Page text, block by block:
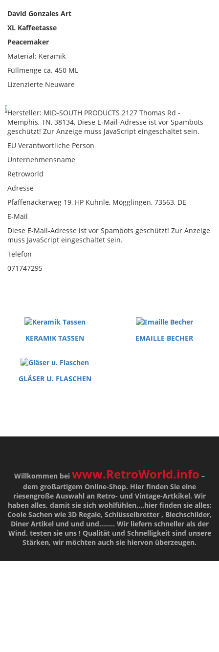
David Gonzales Art
XL Kaffeetasse
Peacemaker
Material: Keramik
Füllmenge ca. 450 ML
Lizenzierte Neuware
Hersteller: MID-SOUTH PRODUCTS 2127 Thomas Rd -
Memphis, TN, 38134, Diese E-Mail-Adresse ist vor Spambots
geschützt! Zur Anzeige muss JavaScript eingeschaltet sein.
EU Verantwortliche Person
Unternehmensname
Retroworld
Adresse
Pfaffenäckerweg 19, HP Kuhnle, Mögglingen, 73563, DE
E-Mail
Diese E-Mail-Adresse ist vor Spambots geschützt! Zur Anzeige
muss JavaScript eingeschaltet sein.
Telefon
071747295
KERAMIK TASSEN EMAILLE BECHER
GLÄSER U. FLASCHEN
Willkommen bei www.RetroWorld.info –
dem großartigem Online-Shop. Hier finden Sie eine
riesengroße Auswahl an Retro- und Vintage-Artkikel. Wir
haben alles, damit sie sich wohlfühlen....hier finden sie alles:
Coole Sachen wie 3D Regale, Schlüsselbretter , Blechschilder,
Diner Artikel und und und........ Wir liefern schneller als der
Wind, testen sie uns ! Qualitätund Schnelligkeitsind unsere
Stärken, wir möchten auch sie hiervon überzeugen.